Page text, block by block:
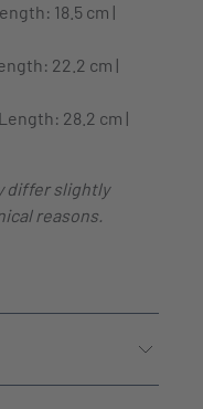
18.5 cm |
22.2 cm |
28.2 cm |
differ slightly
reasons.